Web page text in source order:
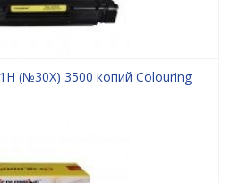
(№30X) 3500 копий Colouring